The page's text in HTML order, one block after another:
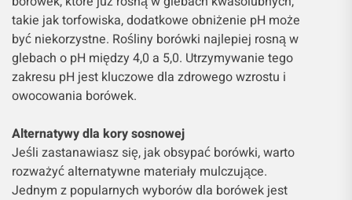
takie jak torfowiska, dodatkowe obniżenie pH może
być niekorzystne. Rośliny borówki najlepiej rosną w
glebach o pH między 4,0 a 5,0. Utrzymywanie tego
zakresu pH jest kluczowe dla zdrowego wzrostu i
owocowania borówek.
Alternatywy dla kory sosnowej
Jeśli zastanawiasz się, jak obsypać borówki, warto
rozważyć alternatywne materiały mulczujące.
Jednym z popularnych wyborów dla borówek jest